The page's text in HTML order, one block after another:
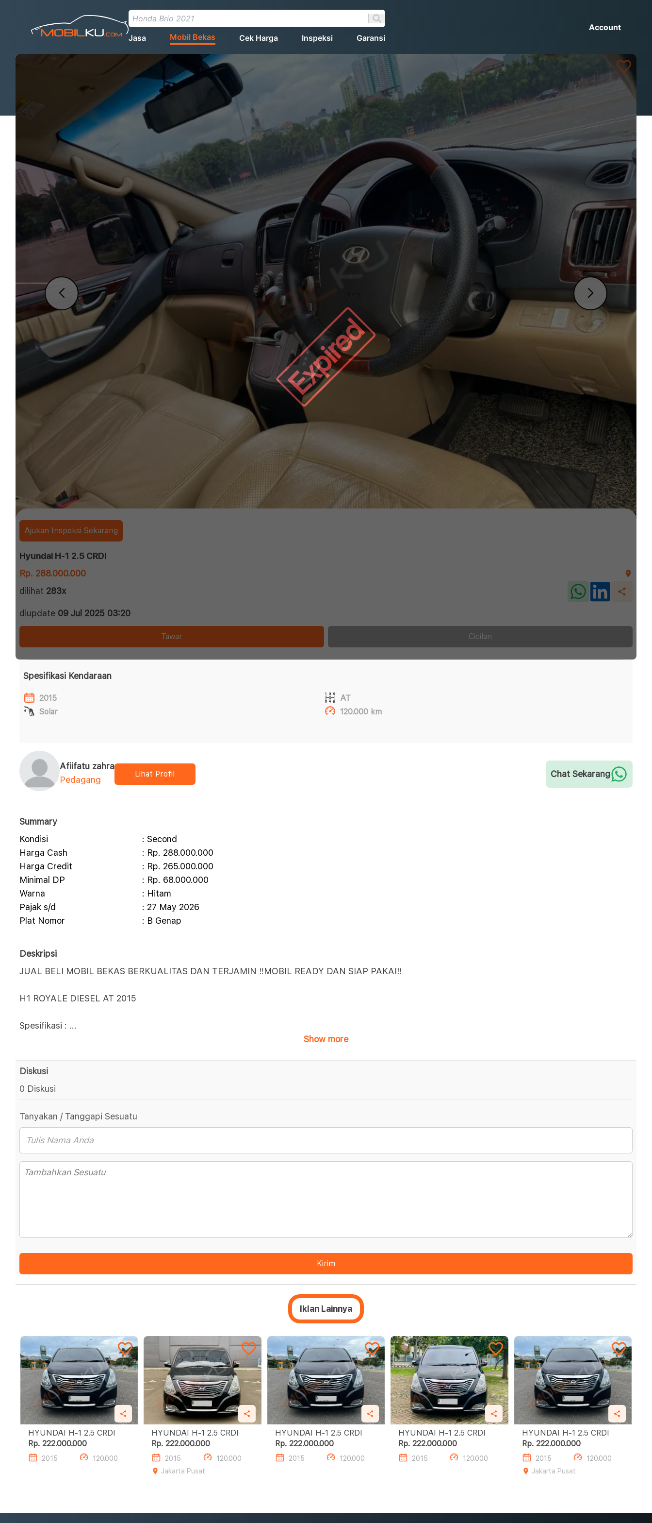
Jasa Mobil Bekas Cek Harga Inspeksi Garansi
Account
Expired
Ajukan Inspeksi Sekarang
Hyundai H-1 2.5 CRDi
Rp. 288.000.000
dilihat 283x
diupdate 09 Jul 2025 03:20
Tawar Cicilan
Spesifikasi Kendaraan
2015
AT
Solar
120.000 km
Afiifatu zahra
Pedagang
Lihat Profil Chat Sekarang
Summary
Kondisi
: Second
Harga Cash
: Rp. 288.000.000
Harga Credit
: Rp. 265.000.000
Minimal DP
: Rp. 68.000.000
Warna
: Hitam
Pajak s/d
: 27 May 2026
Plat Nomor
: B Genap
Deskripsi
JUAL BELI MOBIL BEKAS BERKUALITAS DAN TERJAMIN ‼️MOBIL READY DAN SIAP PAKAI‼️
H1 ROYALE DIESEL AT 2015
Spesifikasi : ...
Show more
Diskusi
0 Diskusi
Tanyakan / Tanggapi Sesuatu
Kirim
Iklan Lainnya
HYUNDAI H-1 2.5 CRDI
Rp. 222.000.000
2015 120.000
HYUNDAI H-1 2.5 CRDI
Rp. 222.000.000
2015
120.000
Jakarta Pusat
HYUNDAI H-1 2.5 CRDI
Rp. 222.000.000
2015 120.000
HYUNDAI H-1 2.5 CRDI
Rp. 222.000.000
2015 120.000
HYUNDAI H-1 2.5 CRDI
Rp. 222.000.000
2015
120.000
Jakarta Pusat